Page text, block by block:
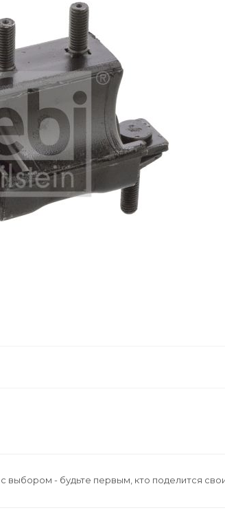
выбором - будьте первым, кто поделится